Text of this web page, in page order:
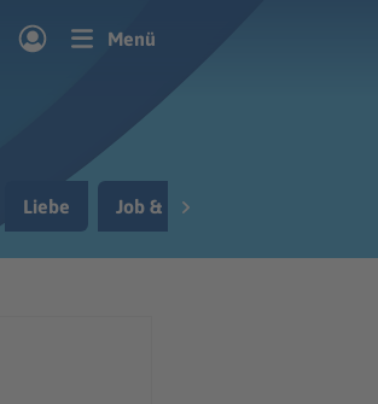
Menü
Liebe Job & Berufsleben